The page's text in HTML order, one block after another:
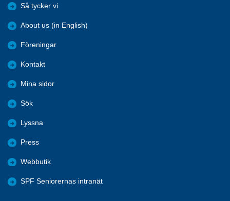
Så tycker vi
About us (in English)
Föreningar
Kontakt
Mina sidor
Sök
Lyssna
Press
Webbutik
SPF Seniorernas intranät